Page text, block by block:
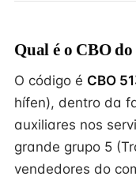
Qual é o CBO
O código é CBO
hífen), dentro da
auxiliares nos
grande grupo 5
vendedores do